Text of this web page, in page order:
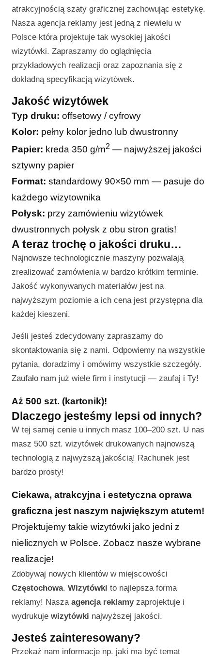
atrakcyjnością szaty graficznej zachowując estetykę.
Nasza agencja reklamy jest jedną z niewielu w
Polsce która projektuje tak wysokiej jakości
wizytówki. Zapraszamy do oglądnięcia
przykładowych realizacji oraz zapoznania się z
dokładną specyfikacją wizytówek.
Jakość wizytówek
Typ druku: offsetowy / cyfrowy
Kolor: pełny kolor jedno lub dwustronny
Papier: kreda 350 g/m2 — najwyższej jakości
sztywny papier
Format: standardowy 90×50 mm — pasuje do
każdego wizytownika
Połysk: przy zamówieniu wizytówek
dwustronnych połysk z obu stron gratis!
A teraz trochę o jakości druku…
Najnowsze technologicznie maszyny pozwalają
zrealizować zamówienia w bardzo krótkim terminie.
Jakość wykonywanych materiałów jest na
najwyższym poziomie a ich cena jest przystępna dla
każdej kieszeni.
Jeśli jesteś zdecydowany zapraszamy do
skontaktowania się z nami. Odpowiemy na wszystkie
pytania, doradzimy i omówimy wszystkie szczegóły.
Zaufało nam już wiele firm i instytucji — zaufaj i Ty!
Aż 500 szt. (kartonik)!
Dlaczego jesteśmy lepsi od innych?
W tej samej cenie u innych masz 100–200 szt. U nas
masz 500 szt. wizytówek drukowanych najnowszą
technologią z najwyższą jakością! Rachunek jest
bardzo prosty!
Ciekawa, atrakcyjna i estetyczna oprawa
graficzna jest naszym największym atutem!
Projektujemy takie wizytówki jako jedni z
nielicznych w Polsce. Zobacz nasze wybrane
realizacje!
Zdobywaj nowych klientów w miejscowości
Częstochowa. Wizytówki to najlepsza forma
reklamy! Nasza agencja reklamyzaprojektuje i
wydrukuje wizytówki najwyższej jakości.
Jesteś zainteresowany?
Przekaż nam informacje np. jaki ma być temat